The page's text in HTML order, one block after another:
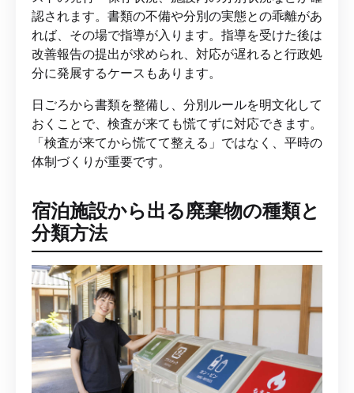
認されます。書類の不備や分別の実態との乖離があ
れば、その場で指導が入ります。指導を受けた後は
改善報告の提出が求められ、対応が遅れると行政処
分に発展するケースもあります。
日ごろから書類を整備し、分別ルールを明文化して
おくことで、検査が来ても慌てずに対応できます。
「検査が来てから慌てて整える」ではなく、平時の
体制づくりが重要です。
宿泊施設から出る廃棄物の種類と
分類方法